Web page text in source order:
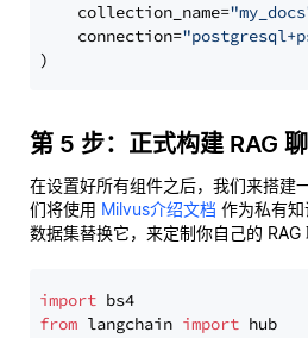
    collection_name=
    connection=
第 5 步：正式构建 RAG
在设置好所有组件之后，我们来搭建
们将使用 Milvus介绍文档 作为私有
数据集替换它，来定制你自己的 RAG
import
from langchain import